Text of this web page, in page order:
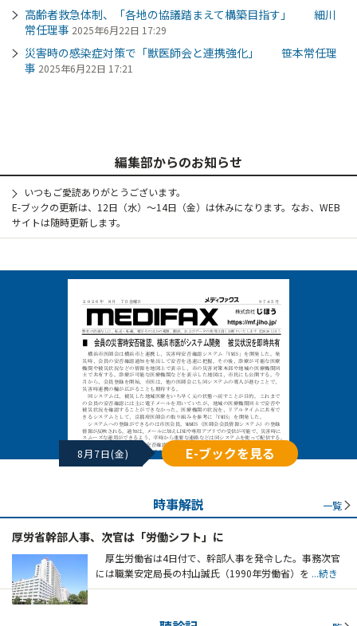
高齢者救急体制、「各地の協議踏まえて構築目指す」 細川
常任理事 2025年6月22日 17:29
災害時の感染症対策で「獣医師会と連携強化」 笹本常任理
事 2025年6月22日 17:21
編集部からのお知らせ
いつもご愛読ありがとうございます。
E-ブックの更新は、12日（水）～14日（金）は休みになります。なお、WEB
サイトは随時更新します。
8月7日(金) E-ブックを見る
時事解説 一覧
厚労省幹部人事、次官は「労働シフト」に
厚生労働省は4日付で、幹部人事を発令した。事務次官
には職業安定局長の村山誠氏（1990年労働省）を ...続き